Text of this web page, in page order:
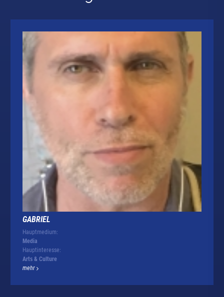
GABRIEL
Hauptmedium:
Media
Hauptinteresse:
Arts & Culture
mehr